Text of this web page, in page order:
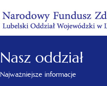
Nasz oddział
Najważniejsze informacje